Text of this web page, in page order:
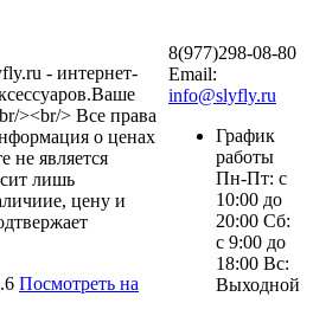
- интернет-
><br/> Все права
о ценах
не является
лишь
цену и
Посмотреть на
8(977)298-08-80
Email:
info@slyfly.ru
График
работы
Пн-Пт: с
10:00 до
20:00 Сб:
с 9:00 до
18:00 Вс:
Выходной